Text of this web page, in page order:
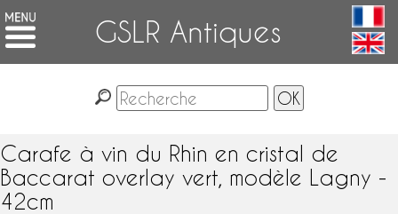
GSLR Antiques
Carafe à vin du Rhin en cristal de
Baccarat overlay vert, modèle Lagny -
42cm